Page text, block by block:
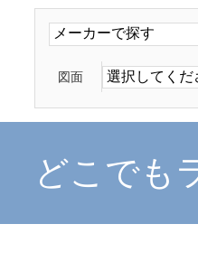
図面
どこでも